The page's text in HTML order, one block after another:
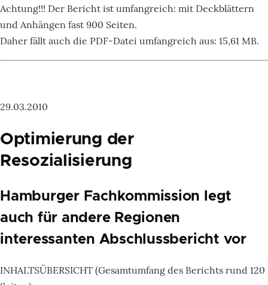
Achtung!!! Der Bericht ist umfangreich: mit Deckblättern
und Anhängen fast 900 Seiten.
Daher fällt auch die PDF-Datei umfangreich aus: 15,61 MB.
29.03.2010
Optimierung der
Resozialisierung
Hamburger Fachkommission legt
auch für andere Regionen
interessanten Abschlussbericht vor
INHALTSÜBERSICHT (Gesamtumfang des Berichts rund 120